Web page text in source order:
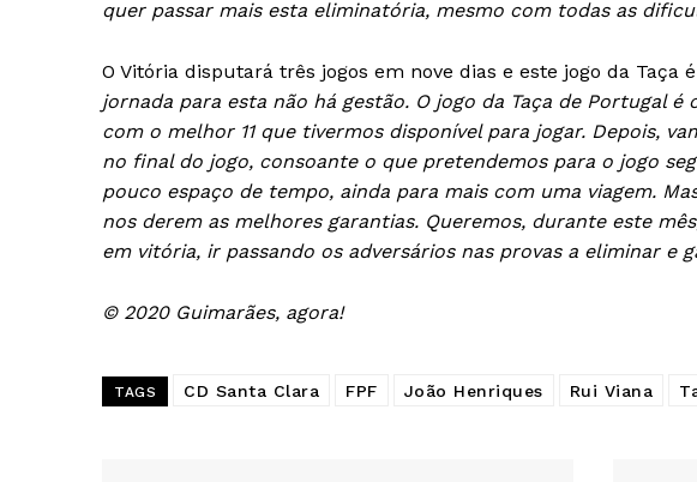
quer passar mais esta eliminatória, mesmo com todas as
O Vitória disputará três jogos em nove dias e este jogo da Taça
jornada para esta não há gestão. O jogo da Taça de Portugal
com o melhor 11 que tivermos disponível para jogar. Depois,
no final do jogo, consoante o que pretendemos para o jogo
pouco espaço de tempo, ainda para mais com uma viagem.
nos derem as melhores garantias. Queremos, durante este
em vitória, ir passando os adversários nas provas a eliminar e
© 2020 Guimarães, agora!
TAGS CD Santa Clara FPF João Henriques Rui Viana